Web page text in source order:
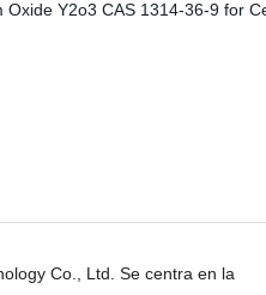
Co., Ltd. Se centra en la